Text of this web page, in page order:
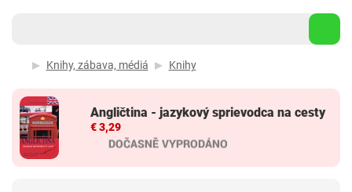
Knihy, zábava, médiá Knihy
Angličtina - jazykový sprievodca na cesty
€ 3,29